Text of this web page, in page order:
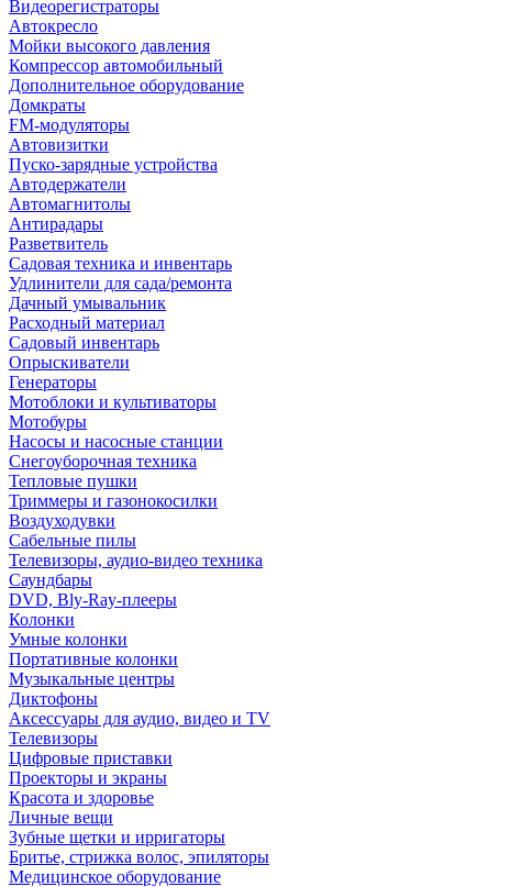
Видеорегистраторы
Автокресло
Мойки высокого давления
Компрессор автомобильный
Дополнительное оборудование
Домкраты
FM-модуляторы
Автовизитки
Пуско-зарядные устройства
Автодержатели
Автомагнитолы
Антирадары
Разветвитель
Садовая техника и инвентарь
Удлинители для сада/ремонта
Дачный умывальник
Расходный материал
Садовый инвентарь
Опрыскиватели
Генераторы
Мотоблоки и культиваторы
Мотобуры
Насосы и насосные станции
Снегоуборочная техника
Тепловые пушки
Триммеры и газонокосилки
Воздуходувки
Сабельные пилы
Телевизоры, аудио-видео техника
Саундбары
DVD, Bly-Ray-плееры
Колонки
Умные колонки
Портативные колонки
Музыкальные центры
Диктофоны
Аксессуары для аудио, видео и TV
Телевизоры
Цифровые приставки
Проекторы и экраны
Красота и здоровье
Личные вещи
Зубные щетки и ирригаторы
Бритье, стрижка волос, эпиляторы
Медицинское оборудование